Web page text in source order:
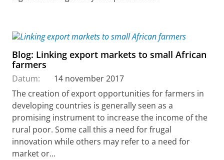
Blog: Linking export markets to small African
farmers
Datum:
14 november 2017
The creation of export opportunities for farmers in
developing countries is generally seen as a
promising instrument to increase the income of the
rural poor. Some call this a need for frugal
innovation while others may refer to a need for
market or...